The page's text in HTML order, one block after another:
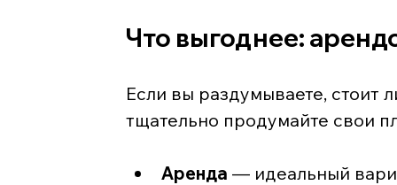
Что выгоднее:
Если вы раздумываете, стоит
тщательно продумайте свои
Аренда — идеальный